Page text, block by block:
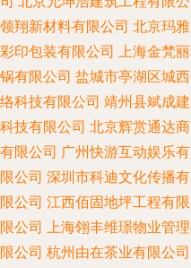
领翔新材料有限公司 北京玛
彩印包装有限公司 上海金梵
锅有限公司 盐城市亭湖区城
络科技有限公司 靖州县斌成
科技有限公司 北京辉赏通达
有限公司 广州快游互动娱乐
限公司 深圳市科迪文化传播有
限公司 江西佰固地坪工程有限
限公司 上海翎丰维璟物业管
限公司 杭州由在茶业有限公司